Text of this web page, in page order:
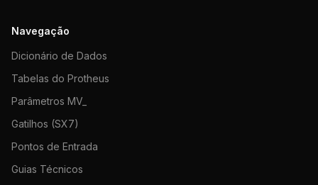
Navegação
Dicionário de Dados
Tabelas do Protheus
Parâmetros MV_
Gatilhos (SX7)
Pontos de Entrada
Guias Técnicos